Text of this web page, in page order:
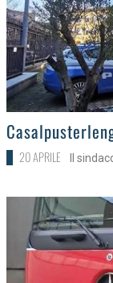
>
20 APRILE Il